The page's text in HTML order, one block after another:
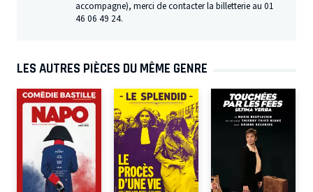
accompagne), merci de contacter la billetterie au 01
46 06 49 24.
LES AUTRES PIÈCES DU MÊME GENRE